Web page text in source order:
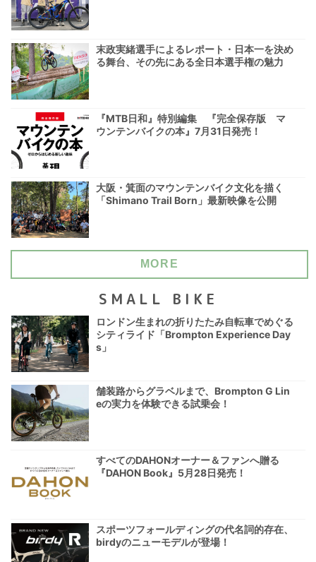
末政実緒選手によるレポート・日本一を決め
る舞台、その先にある全日本選手権の魅力
『MTB日和』特別編集 『完全保存版 マ
ウンテンバイクの本』7月31日発売！
大阪・箕面のマウンテンバイク文化を描く
「Shimano Trail Born」最新映像を公開
MORE
SMALL BIKE
ロンドン生まれの折りたたみ自転車でめぐる
シティライド「Brompton Experience Day
s」
舗装路からグラベルまで、Brompton G Lin
eの実力を体験できる試乗会！
すべてのDAHONオーナー＆ファンへ贈る
『DAHON Book』5月28日発売！
スポーツフォールディングの代名詞的存在、
birdyのニューモデルが登場！